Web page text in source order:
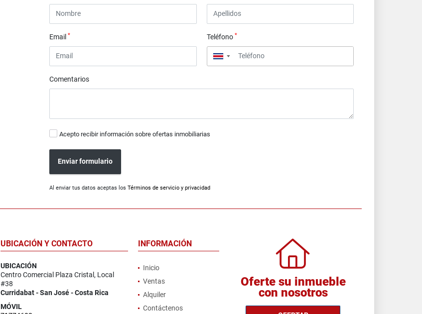
Email* Teléfono *
▼
Comentarios
Acepto recibir información sobre ofertas inmobiliarias
Enviar formulario
Al enviar tus datos aceptas losTérminos de servicio y privacidad
UBICACIÓN Y CONTACTO
UBICACIÓN
Centro Comercial Plaza Cristal, Local
#38
Curridabat - San José - Costa Rica
MÓVIL
INFORMACIÓN
Inicio
Ventas
Alquiler
Contáctenos
Oferte su inmueble
con nosotros